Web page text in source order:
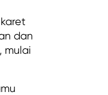
dan
mulai